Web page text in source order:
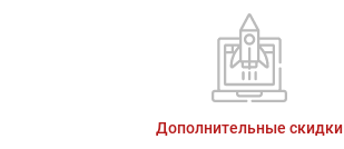
Дополнительные скидки